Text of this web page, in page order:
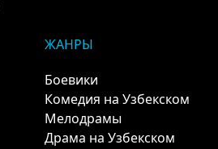
ЖАНРЫ
Боевики
Комедия на Узбекском
Мелодрамы
Драма на Узбекском